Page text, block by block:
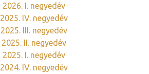
2026. I. negyedév
2025. IV. negyedév
2025. III. negyedév
2025. II. negyedév
2025. I. negyedév
2024. IV. negyedév